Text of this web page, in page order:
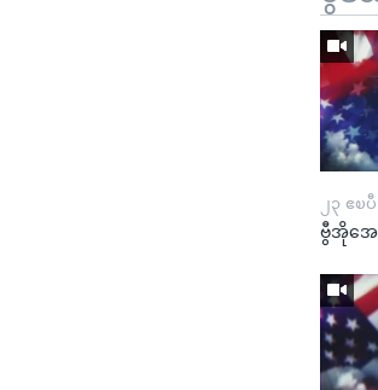
၂၃ ဧၿ
ဗွီအိုအေ